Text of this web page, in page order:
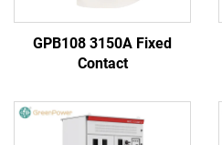
GPB108 3150A Fixed
Contact